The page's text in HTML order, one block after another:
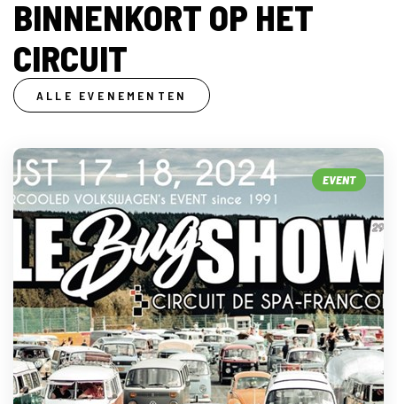
BINNENKORT OP HET
CIRCUIT
ALLE EVENEMENTEN
EVENT